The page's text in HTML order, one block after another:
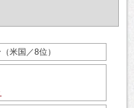
米国／8位）